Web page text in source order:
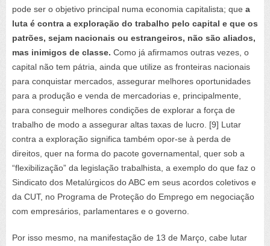
pode ser o objetivo principal numa economia capitalista; que a
luta é contra a exploração do trabalho pelo capital e que os
patrões, sejam nacionais ou estrangeiros, não são aliados,
mas inimigos de classe. Como já afirmamos outras vezes, o
capital não tem pátria, ainda que utilize as fronteiras nacionais
para conquistar mercados, assegurar melhores oportunidades
para a produção e venda de mercadorias e, principalmente,
para conseguir melhores condições de explorar a força de
trabalho de modo a assegurar altas taxas de lucro. [9] Lutar
contra a exploração significa também opor-se à perda de
direitos, quer na forma do pacote governamental, quer sob a
“flexibilização” da legislação trabalhista, a exemplo do que faz o
Sindicato dos Metalúrgicos do ABC em seus acordos coletivos e
da CUT, no Programa de Proteção do Emprego em negociação
com empresários, parlamentares e o governo.
Por isso mesmo, na manifestação de 13 de Março, cabe lutar